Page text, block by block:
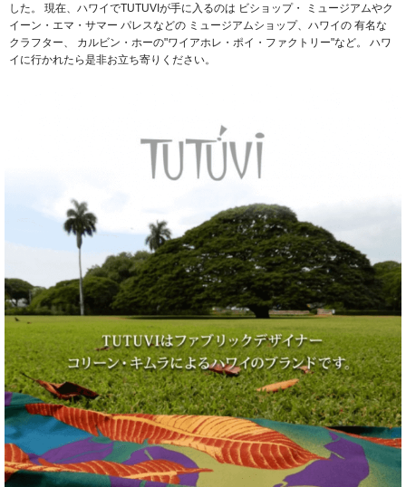
した。
現在、ハワイでTUTUVIが手に入るのは ビショップ・
ミュージアムやク
イーン・エマ・サマー パレスなどの ミュージアムショップ、ハワイの 有名な
クラフター、
カルビン・ホーの"ワイアホレ・ポイ・ファクトリー"など。
ハワ
イに行かれたら是非お立ち寄りください。